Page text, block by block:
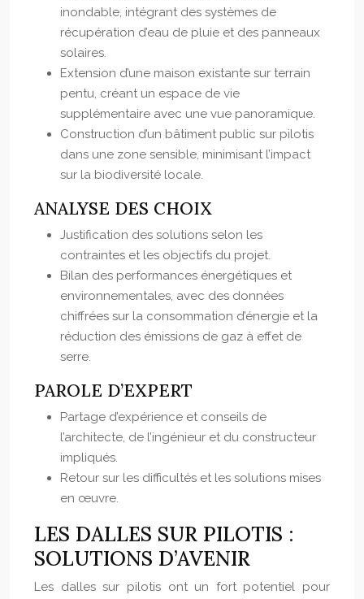
inondable, intégrant des systèmes de
récupération d’eau de pluie et des panneaux
solaires.
Extension d’une maison existante sur terrain
pentu, créant un espace de vie
supplémentaire avec une vue panoramique.
Construction d’un bâtiment public sur pilotis
dans une zone sensible, minimisant l’impact
sur la biodiversité locale.
ANALYSE DES CHOIX
Justification des solutions selon les
contraintes et les objectifs du projet.
Bilan des performances énergétiques et
environnementales, avec des données
chiffrées sur la consommation d’énergie et la
réduction des émissions de gaz à effet de
serre.
PAROLE D’EXPERT
Partage d’expérience et conseils de
l’architecte, de l’ingénieur et du constructeur
impliqués.
Retour sur les difficultés et les solutions mises
en œuvre.
LES DALLES SUR PILOTIS :
SOLUTIONS D’AVENIR
Les dalles sur pilotis ont un fort potentiel pour